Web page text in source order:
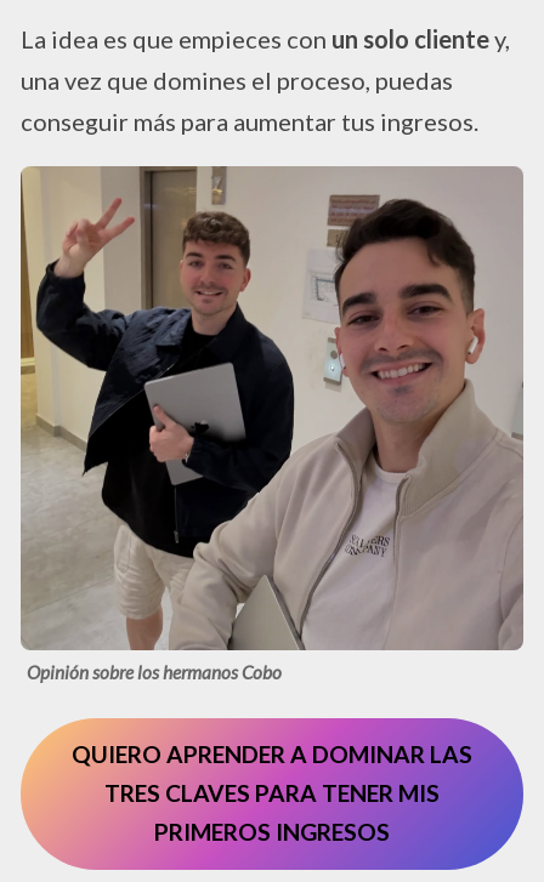
La idea es que empieces con un solo clientey,
una vez que domines el proceso, puedas
conseguir más para aumentar tus ingresos.
Opinión sobre los hermanos Cobo
QUIERO APRENDER A DOMINAR LAS
TRES CLAVES PARA TENER MIS
PRIMEROS INGRESOS